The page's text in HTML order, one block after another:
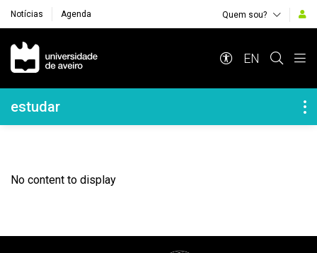
Notícias Agenda Quem sou?
Navegação Principal
EN
Navegação Lateral
estudar
No content to display